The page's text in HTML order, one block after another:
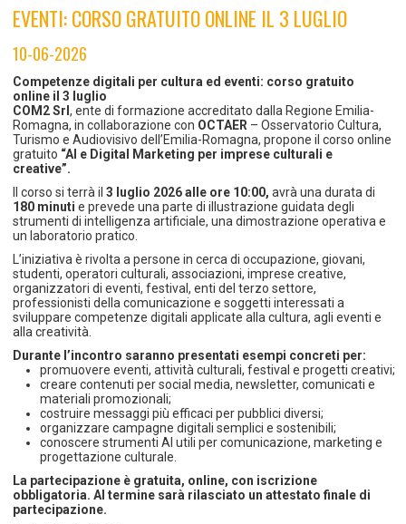
Coordinamento Provinciale Ferrarese Informagiovani
EVENTI: CORSO GRATUITO ONLINE IL 3 LUGLIO
10-06-2026
Competenze digitali per cultura ed eventi: corso gratuito
online il 3 luglio
COM2 Srl, ente di formazione accreditato dalla Regione Emilia-
Romagna, in collaborazione con OCTAER – Osservatorio Cultura,
Turismo e Audiovisivo dell’Emilia-Romagna, propone il corso online
gratuito “AI e Digital Marketing per imprese culturali e
creative”.
Il corso si terrà il3 luglio 2026 alle ore 10:00, avrà una durata di
180 minuti e prevede una parte di illustrazione guidata degli
strumenti di intelligenza artificiale, una dimostrazione operativa e
un laboratorio pratico.
L’iniziativa è rivolta a persone in cerca di occupazione, giovani,
studenti, operatori culturali, associazioni, imprese creative,
organizzatori di eventi, festival, enti del terzo settore,
professionisti della comunicazione e soggetti interessati a
sviluppare competenze digitali applicate alla cultura, agli eventi e
alla creatività.
Durante l’incontro saranno presentati esempi concreti per:
promuovere eventi, attività culturali, festival e progetti creativi;
creare contenuti per social media, newsletter, comunicati e
materiali promozionali;
costruire messaggi più efficaci per pubblici diversi;
organizzare campagne digitali semplici e sostenibili;
conoscere strumenti AI utili per comunicazione, marketing e
progettazione culturale.
La partecipazione è gratuita, online, con iscrizione
obbligatoria. Al termine sarà rilasciato un attestato finale di
partecipazione.